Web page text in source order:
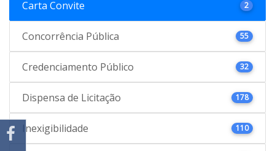
Carta Convite 2
Concorrência Pública 55
Credenciamento Público 32
Dispensa de Licitação 178
Inexigibilidade 110